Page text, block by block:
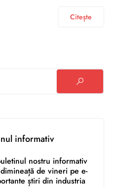
Citește
informativ
nostru informativ
de vineri pe e-
știri din industria